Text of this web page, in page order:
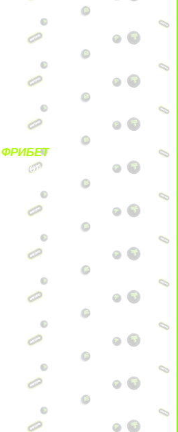
ФРИБЕТ
БЕЗ УСЛОВИЙ